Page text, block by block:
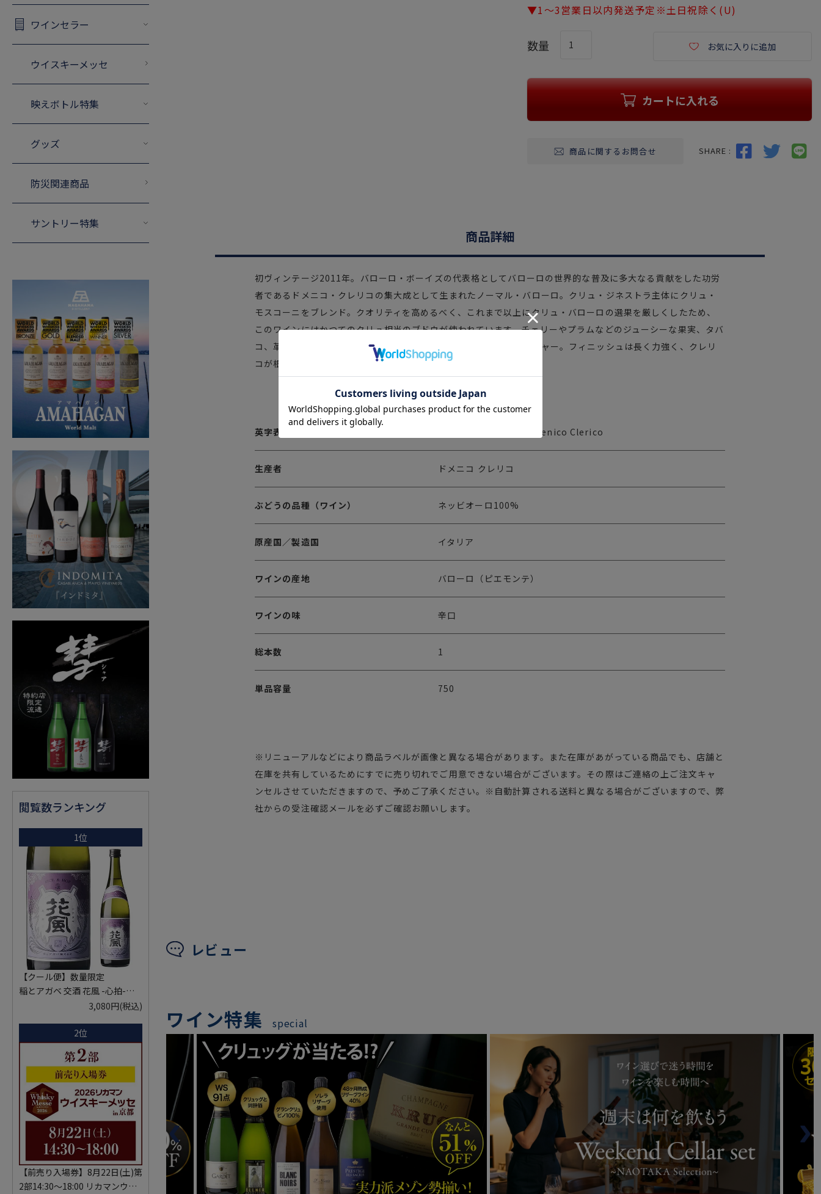
ワインセラー
ウイスキーメッセ
映えボトル特集
グッズ
防災関連商品
サントリー特集
閲覧数ランキング
1位
【クール便】数量限定
稲とアガベ 交酒 花風 -心拍-
KYOTO EDITION 720ml こうし
サケ 秋田県 男鹿市
3,080円(税込)
2位
【前売り入場券】8月22日(土)第
2部14:30～18:00 リカマンウイ
▼1～3営業日以内発送予定※土日祝除く(U)
お気に入りに追加
カートに入れる
商品に関するお問合せ SHARE :
商品詳細
初ヴィンテージ2011年。バローロ・ボーイズの代表格としてバローロの世界的な普及に多大なる貢献をした功労
者であるドメニコ・クレリコの集大成として生まれたノーマル・バローロ。クリュ・ジネストラ主体にクリュ・
モスコーニをブレンド。クオリティを高めるべく、これまで以上にクリュ・バローロの選果を厳しくしたため、
このワインにはかつてのクリュ相当のブドウが使われています。チェリーやプラムなどのジューシーな果実、タバ
コ、革、スパイスの香り。厳格なタンニンを備えた堅固なストラクチャー。フィニッシュは長く力強く、クレリ
コが根差すモンフォルテを総合的に体現したバローロです。
英字表記 Barolo Monforte Domenico Clerico
生産者 ドメニコ クレリコ
ぶどうの品種（ワイン） ネッビオーロ100%
原産国／製造国 イタリア
ワインの産地 バローロ（ピエモンテ）
ワインの味 辛口
総本数 1
単品容量 750
※リニューアルなどにより商品ラベルが画像と異なる場合があります。また在庫があがっている商品でも、店舗と
在庫を共有しているためにすでに売り切れでご用意できない場合がございます。その際はご連絡の上ご注文キャ
ンセルさせていただきますので、予めご了承ください。※自動計算される送料と異なる場合がございますので、弊
社からの受注確認メールを必ずご確認お願いします。
レビュー
ワイン特集 special